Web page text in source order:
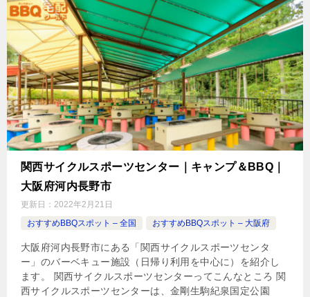
関西サイクルスポーツセンター｜キャンプ＆BBQ｜
大阪府河内長野市
更新日： 2022年2月21日
おすすめBBQスポット – 全国
おすすめBBQスポット – 大阪府
大阪府河内長野市にある「関西サイクルスポーツセンタ
ー」のバーベキュー施設（日帰り利用を中心に）を紹介し
ます。 関西サイクルスポーツセンターってこんなところ 関
西サイクルスポーツセンターは、金剛生駒紀泉国定公園